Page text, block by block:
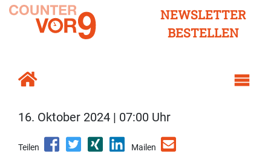
NEWSLETTER
BESTELLEN
16. Oktober 2024 | 07:00 Uhr
Teilen Mailen